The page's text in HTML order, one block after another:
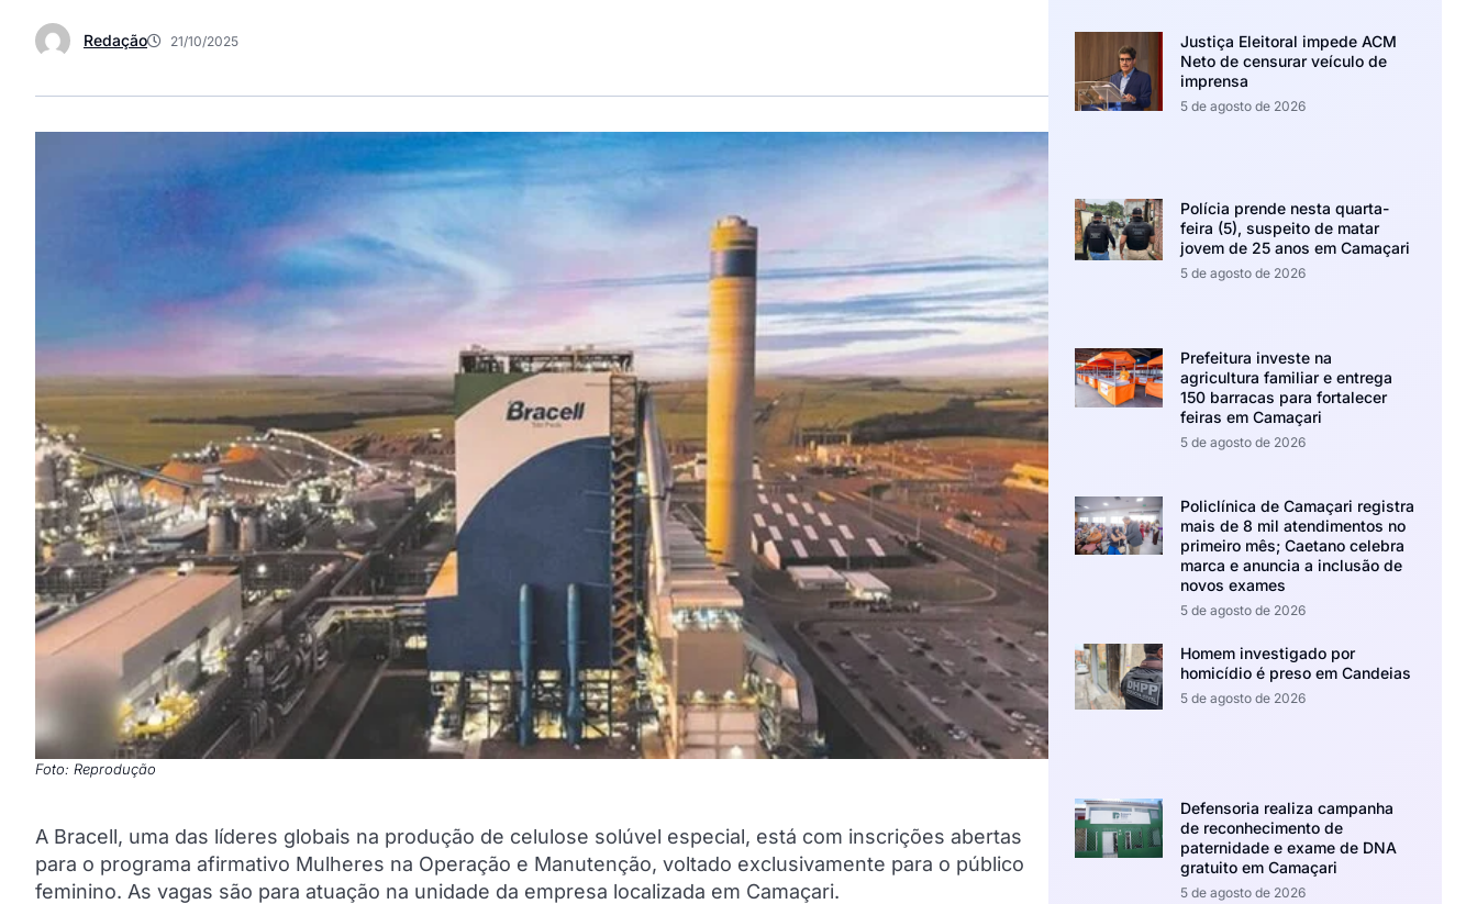
Redação 21/10/2025
Foto: Reprodução
A Bracell, uma das líderes globais na produção de celulose solúvel especial, está com inscrições abertas
para o programa afirmativo Mulheres na Operação e Manutenção, voltado exclusivamente para o público
feminino. As vagas são para atuação na unidade da empresa localizada em Camaçari.
Justiça Eleitoral impede ACM
Neto de censurar veículo de
imprensa
5 de agosto de 2026
Polícia prende nesta quarta-
feira (5), suspeito de matar
jovem de 25 anos em Camaçari
5 de agosto de 2026
Prefeitura investe na
agricultura familiar e entrega
150 barracas para fortalecer
feiras em Camaçari
5 de agosto de 2026
Policlínica de Camaçari registra
mais de 8 mil atendimentos no
primeiro mês; Caetano celebra
marca e anuncia a inclusão de
novos exames
5 de agosto de 2026
Homem investigado por
homicídio é preso em Candeias
5 de agosto de 2026
Defensoria realiza campanha
de reconhecimento de
paternidade e exame de DNA
gratuito em Camaçari
5 de agosto de 2026